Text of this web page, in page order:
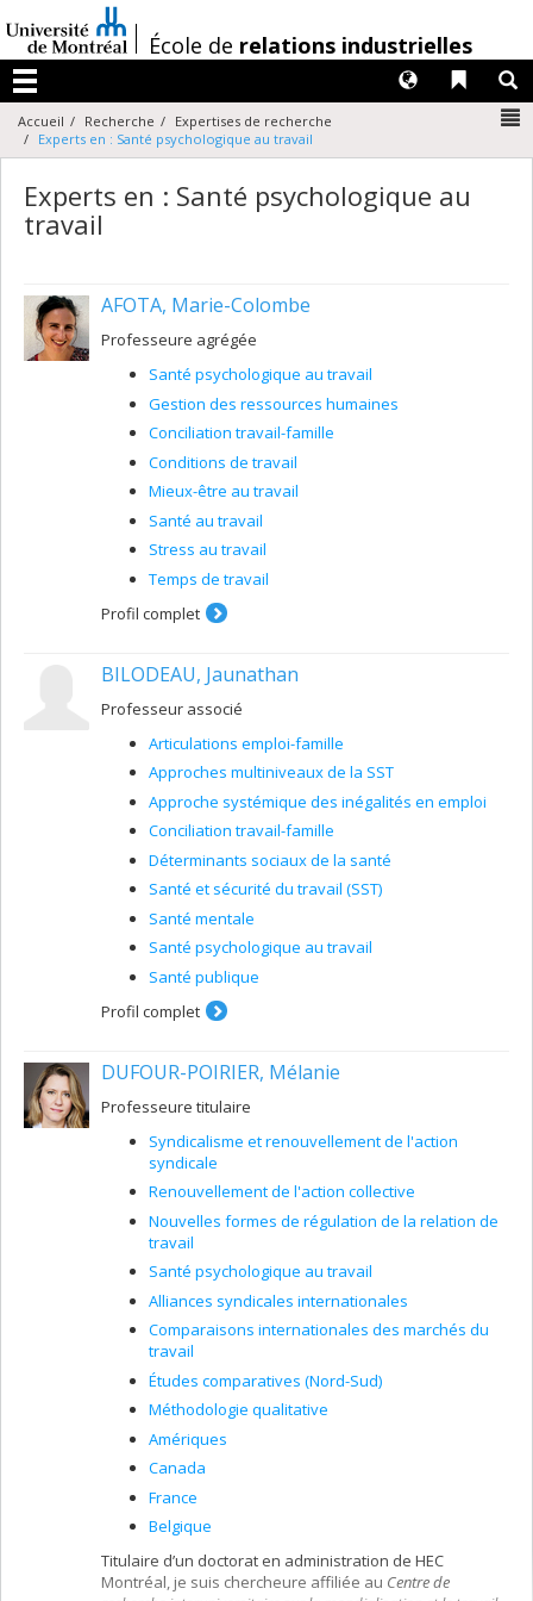
au
contenu
/École de relations industrielles
Menu
Liens
Langues
Accueil Recherche
Expertises de recherche
Experts en : Santé psychologique au travail
Experts en : Santé psychologique au
travail
AFOTA, Marie-Colombe
Professeure agrégée
Santé psychologique au travail
Gestion des ressources humaines
Conciliation travail-famille
Conditions de travail
Mieux-être au travail
Santé au travail
Stress au travail
Temps de travail
Profil complet
BILODEAU, Jaunathan
Professeur associé
Articulations emploi-famille
Approches multiniveaux de la SST
Approche systémique des inégalités en emploi
Conciliation travail-famille
Déterminants sociaux de la santé
Santé et sécurité du travail (SST)
Santé mentale
Santé psychologique au travail
Santé publique
Profil complet
DUFOUR-POIRIER, Mélanie
Professeure titulaire
Syndicalisme et renouvellement de l'action
syndicale
Renouvellement de l'action collective
Nouvelles formes de régulation de la relation de
travail
Santé psychologique au travail
Alliances syndicales internationales
Comparaisons internationales des marchés du
travail
Études comparatives (Nord-Sud)
Méthodologie qualitative
Amériques
Canada
France
Belgique
Titulaire d’un doctorat en administration de HEC
Montréal, je suis chercheure affiliée au Centre de